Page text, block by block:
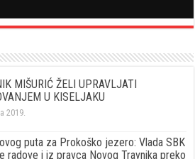
MIŠURIĆ ŽELI UPRAVLJATI
U KISELJAKU
2019.
puta za Prokoško jezero: Vlada SBK
radove i iz pravca Novog Travnika preko